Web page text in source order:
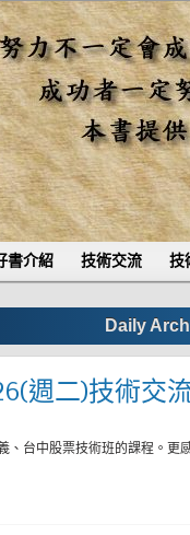
書介紹 技術交流 技
Daily
週二)技術交
、台中股票技術班的課程。